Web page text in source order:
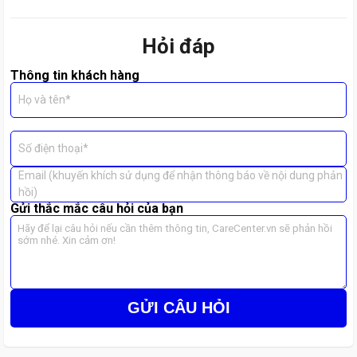
Bị đổ nước gây chập mạch, bàn phím không hoạt động.
👉 Bạn có thể xem cách sửa lỗi bàn phím gõ được:
Hỏi đáp
Thông tin khách hàng
Họ và tên*
Số điện thoại*
Email (khuyến khích sử dụng để nhận thông báo về nội dung phản
hồi)
Gửi thắc mắc câu hỏi của bạn
GỬI CÂU HỎI